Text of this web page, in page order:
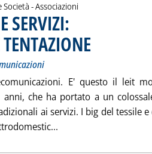
Società - Associazioni
SERVIZI:
E' questo il leit
che ha portato a un
ai servizi. I big del tessile
Leggi tutta la notizia: